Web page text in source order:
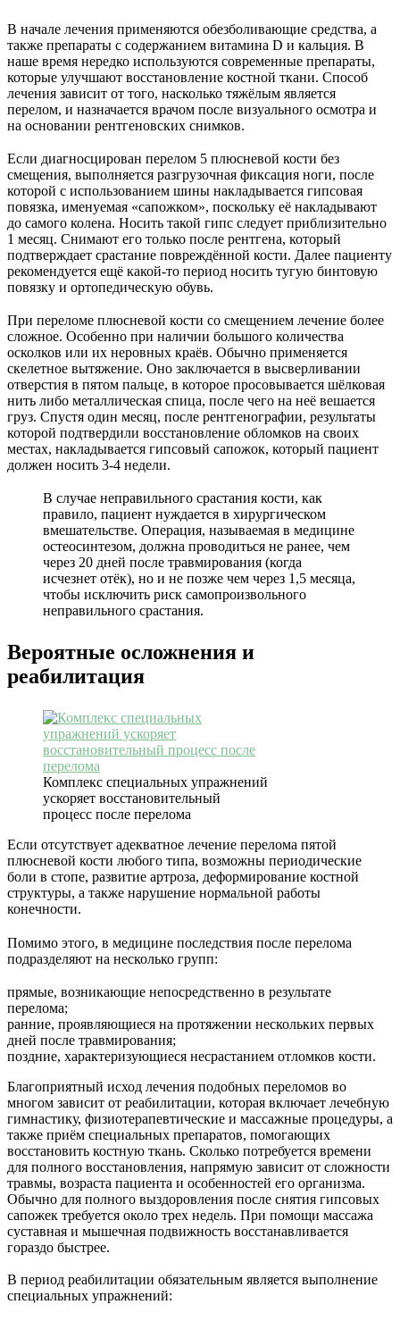
В начале лечения применяются обезболивающие средства, а
также препараты с содержанием витамина D и кальция. В
наше время нередко используются современные препараты,
которые улучшают восстановление костной ткани. Способ
лечения зависит от того, насколько тяжёлым является
перелом, и назначается врачом после визуального осмотра и
на основании рентгеновских снимков.
Если диагносцирован перелом 5 плюсневой кости без
смещения, выполняется разгрузочная фиксация ноги, после
которой с использованием шины накладывается гипсовая
повязка, именуемая «сапожком», поскольку её накладывают
до самого колена. Носить такой гипс следует приблизительно
1 месяц. Снимают его только после рентгена, который
подтверждает срастание повреждённой кости. Далее пациенту
рекомендуется ещё какой-то период носить тугую бинтовую
повязку и ортопедическую обувь.
При переломе плюсневой кости со смещением лечение более
сложное. Особенно при наличии большого количества
осколков или их неровных краёв. Обычно применяется
скелетное вытяжение. Оно заключается в высверливании
отверстия в пятом пальце, в которое просовывается шёлковая
нить либо металлическая спица, после чего на неё вешается
груз. Спустя один месяц, после рентгенографии, результаты
которой подтвердили восстановление обломков на своих
местах, накладывается гипсовый сапожок, который пациент
должен носить 3-4 недели.
В случае неправильного срастания кости, как
правило, пациент нуждается в хирургическом
вмешательстве. Операция, называемая в медицине
остеосинтезом, должна проводиться не ранее, чем
через 20 дней после травмирования (когда
исчезнет отёк), но и не позже чем через 1,5 месяца,
чтобы исключить риск самопроизвольного
неправильного срастания.
Вероятные осложнения и
реабилитация
Комплекс специальных упражнений
ускоряет восстановительный
процесс после перелома
Если отсутствует адекватное лечение перелома пятой
плюсневой кости любого типа, возможны периодические
боли в стопе, развитие артроза, деформирование костной
структуры, а также нарушение нормальной работы
конечности.
Помимо этого, в медицине последствия после перелома
подразделяют на несколько групп:
прямые, возникающие непосредственно в результате
перелома;
ранние, проявляющиеся на протяжении нескольких первых
дней после травмирования;
поздние, характеризующиеся несрастанием отломков кости.
Благоприятный исход лечения подобных переломов во
многом зависит от реабилитации, которая включает лечебную
гимнастику, физиотерапевтические и массажные процедуры, а
также приём специальных препаратов, помогающих
восстановить костную ткань. Сколько потребуется времени
для полного восстановления, напрямую зависит от сложности
травмы, возраста пациента и особенностей его организма.
Обычно для полного выздоровления после снятия гипсовых
сапожек требуется около трех недель. При помощи массажа
суставная и мышечная подвижность восстанавливается
гораздо быстрее.
В период реабилитации обязательным является выполнение
специальных упражнений: